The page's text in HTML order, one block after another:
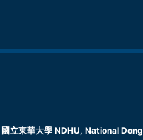
國立東華大學 NDHU, National Dong